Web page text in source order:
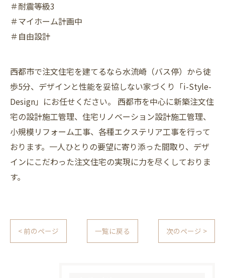
＃耐震等級3
＃マイホーム計画中
＃自由設計
西都市で注文住宅を建てるなら水流崎（バス停）から徒
歩5分、デザインと性能を妥協しない家づくり「i-Style-
Design」にお任せください。 西都市を中心に新築注文住
宅の設計施工管理、住宅リノベーション設計施工管理、
小規模リフォーム工事、各種エクステリア工事を行って
おります。一人ひとりの要望に寄り添った間取り、デザ
インにこだわった注文住宅の実現に力を尽くしておりま
す。
< 前のページ 一覧に戻る 次のページ >